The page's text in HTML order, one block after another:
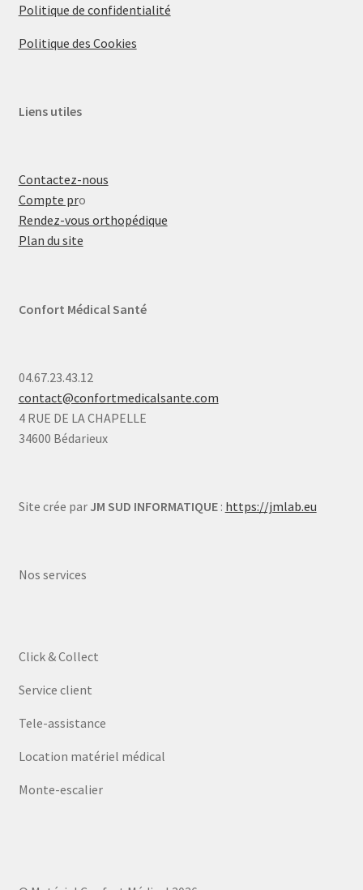
Politique de confidentialité
Politique des Cookies
Liens utiles
Contactez-nous
Compte pro
Rendez-vous orthopédique
Plan du site
Confort Médical Santé
04.67.23.43.12
contact@confortmedicalsante.com
4 RUE DE LA CHAPELLE
34600 Bédarieux
Site crée par JM SUD INFORMATIQUE: https://jmlab.eu
Nos services
Click & Collect
Service client
Tele-assistance
Location matériel médical
Monte-escalier